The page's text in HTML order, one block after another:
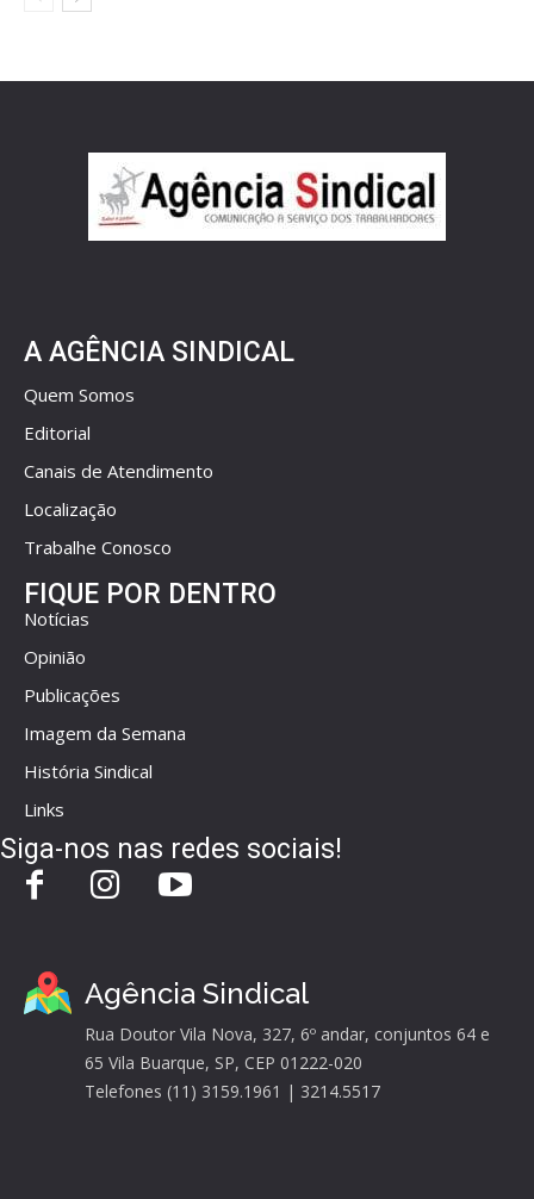
A AGÊNCIA SINDICAL
Quem Somos
Editorial
Canais de Atendimento
Localização
Trabalhe Conosco
FIQUE POR DENTRO
Notícias
Opinião
Publicações
Imagem da Semana
História Sindical
Links
Siga-nos nas redes sociais!
Agência Sindical
Rua Doutor Vila Nova, 327, 6º andar, conjuntos 64 e
65 Vila Buarque, SP, CEP 01222-020
Telefones (11) 3159.1961 | 3214.5517